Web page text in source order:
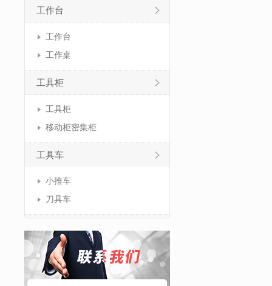
工作台
工作台
工作桌
工具柜
工具柜
移动柜密集柜
工具车
小推车
刀具车